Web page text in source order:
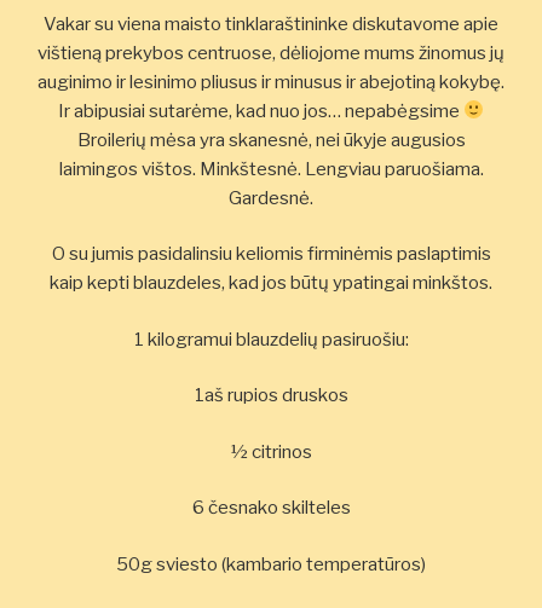
Vakar su viena maisto tinklaraštininke diskutavome apie
vištieną prekybos centruose, dėliojome mums žinomus jų
auginimo ir lesinimo pliusus ir minusus ir abejotiną kokybę.
Ir abipusiai sutarėme, kad nuo jos… nepabėgsime
Broilerių mėsa yra skanesnė, nei ūkyje augusios
laimingos vištos. Minkštesnė. Lengviau paruošiama.
Gardesnė.
O su jumis pasidalinsiu keliomis firminėmis paslaptimis
kaip kepti blauzdeles, kad jos būtų ypatingai minkštos.
1 kilogramui blauzdelių pasiruošiu:
1aš rupios druskos
½ citrinos
6 česnako skilteles
50g sviesto (kambario temperatūros)